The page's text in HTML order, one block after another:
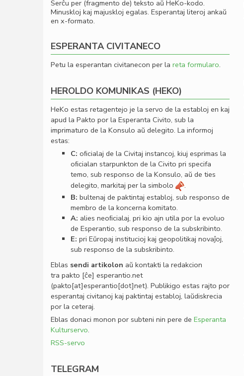
Serĉu per (fragmento de) teksto aŭ HeKo-kodo.
Minuskloj kaj majuskloj egalas. Esperantaj literoj ankaŭ
en x-formato.
ESPERANTA CIVITANECO
Petu la esperantan civitanecon per la reta formularo.
HEROLDO KOMUNIKAS (HEKO)
HeKo estas retagentejo je la servo de la establoj en kaj
apud la Pakto por la Esperanta Civito, sub la
imprimaturo de la Konsulo aŭ delegito. La informoj
estas:
C: oﬁcialaj de la Civitaj instancoj, kiuj esprimas la
oﬁcialan starpunkton de la Civito pri specifa
temo, sub responso de la Konsulo, aŭ de ties
delegito, markitaj per la simbolo
.
B: bultenaj de paktintaj establoj, sub responso de
membro de la koncerna komitato.
A: alies neoﬁcialaj, pri kio ajn utila por la evoluo
de Esperantio, sub responso de la subskribinto.
E: pri Eŭropaj institucioj kaj geopolitikaj novaĵoj,
sub responso de la subskribinto.
Eblas sendi artikolon aŭ kontakti la redakcion
tra pakto [ĉe] esperantio.net
(pakto[at]esperantio[dot]net). Publikigo estas rajto por
esperantaj civitanoj kaj paktintaj establoj, laŭdiskrecia
por la ceteraj.
Eblas donaci monon por subteni nin pere de Esperanta
Kulturservo.
RSS-servo
TELEGRAM